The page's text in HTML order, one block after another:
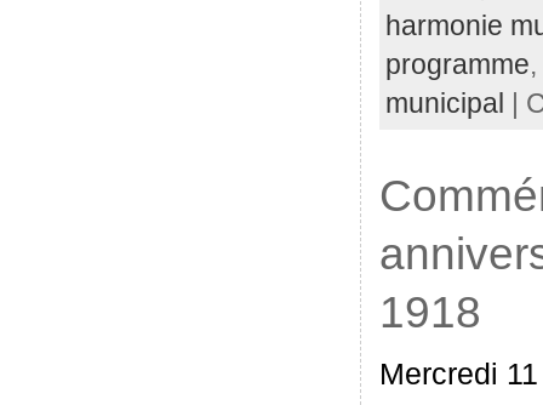
harmonie
programme,
municipal
|
1918
Mercredi